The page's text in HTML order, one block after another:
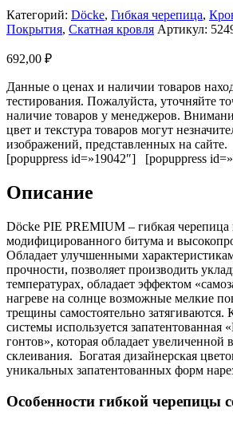
Категорий: Döcke, Гибкая черепица,
Покрытия, Скатная кровля Артикул:
692,00 ₽
Данные о ценах и наличии товаров
тестирования. Пожалуйста, уточняйте
наличие товаров у менеджеров.
цвет и текстура товаров могут
изображений, представленных на сайте.
[popuppress id=»19042″] [popuppress
Описание
Döcke PIE PREMIUM – гибкая черепица
модифицированного битума и
Обладает улучшенными
прочности, позволяет производить
температурах, обладает эффектом
нагреве на солнце возможные мелкие
трещины самостоятельно затягиваются.
системы используется запатентованная
гонтов», которая обладает увеличенной
склеивания. Богатая дизайнерская
уникальных запатентованных форм
Особенности гибкой черепицы